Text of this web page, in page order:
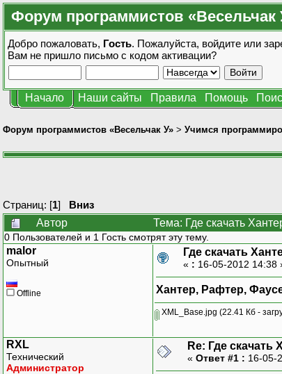
Форум программистов «Весельчак
Добро пожаловать, Гость. Пожалуйста, войдите или
Вам не пришло письмо с кодом активации?
Начало Наши сайты Правила Помощь
Форум программистов «Весельчак У» > Учимся
Страниц: [1] Вниз
Автор
Тема: Где скачать
0 Пользователей и 1 Гость смотрят эту тему.
malor
Опытный
Offline
Где скачать
« : 16-05-2012 14:38
Хантер, Рафтер,
XML_Base.jpg (22.41 Кб -
RXL
Технический
Администратор
Re: Где
« Ответ #1 : 16-05-